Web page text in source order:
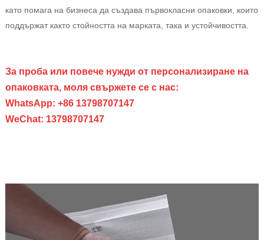
като помага на бизнеса да създава първокласни опаковки, които
поддържат както стойността на марката, така и устойчивостта.
За проба или повече нужди от персонализиране на
опаковката, моля свържете се с нас:
WhatsApp: +86 13798707147
WeChat: 13798707147